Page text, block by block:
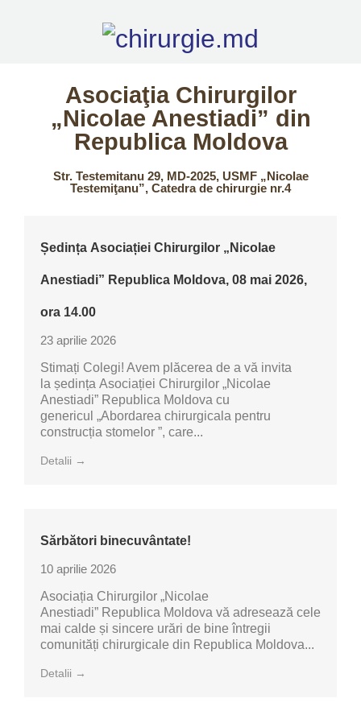
Asociaţia Chirurgilor
„Nicolae Anestiadi” din
Republica Moldova
Str. Testemitanu 29, MD-2025, USMF „Nicolae
Testemiţanu”, Catedra de chirurgie nr.4
Ședința Asociației Chirurgilor „Nicolae
Anestiadi” Republica Moldova, 08 mai 2026,
ora 14.00
23 aprilie 2026
Stimați Colegi! Avem plăcerea de a vă invita
la ședința Asociației Chirurgilor „Nicolae
Anestiadi” Republica Moldova cu
genericul „Abordarea chirurgicala pentru
construcția stomelor ”, care...
Detalii →
Sărbători binecuvântate!
10 aprilie 2026
Asociația Chirurgilor „Nicolae
Anestiadi” Republica Moldova vă adresează cele
mai calde și sincere urări de bine întregii
comunități chirurgicale din Republica Moldova...
Detalii →